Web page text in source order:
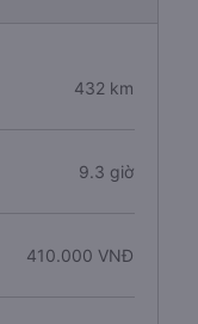
432 km
9.3 giờ
410.000 VNĐ